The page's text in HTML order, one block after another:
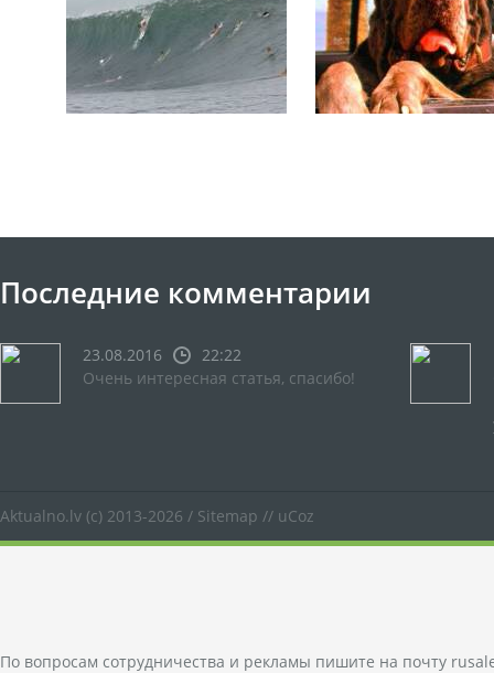
Последние комментарии
23.08.2016
22:22
Очень интересная статья, спасибо!
Aktualno.lv (c) 2013-2026 / Sitemap // uCoz
По вопросам сотрудничества и рекламы пишите на почту